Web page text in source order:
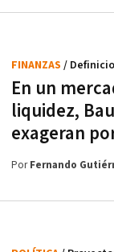
En un
liquidez,
exageran
FINANZAS /
PorFernando